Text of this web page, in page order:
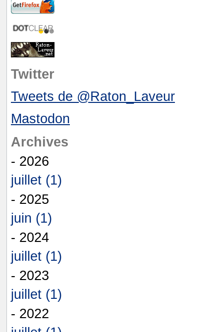
Twitter
Tweets de @Raton_Laveur
Mastodon
Archives
- 2026
juillet (1)
- 2025
juin (1)
- 2024
juillet (1)
- 2023
juillet (1)
- 2022